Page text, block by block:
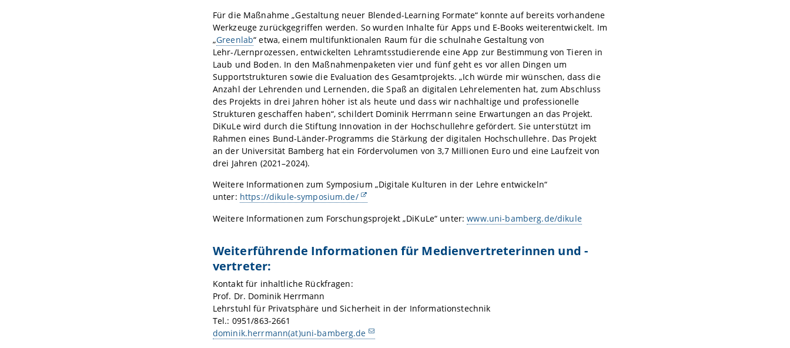
Für die Maßnahme „Gestaltung neuer Blended-Learning Formate“ konnte auf bereits vorhandene
Werkzeuge zurückgegriffen werden. So wurden Inhalte für Apps und E-Books weiterentwickelt. Im
„Greenlab“ etwa, einem multifunktionalen Raum für die schulnahe Gestaltung von
Lehr-/Lernprozessen, entwickelten Lehramtsstudierende eine App zur Bestimmung von Tieren in
Laub und Boden. In den Maßnahmenpaketen vier und fünf geht es vor allen Dingen um
Supportstrukturen sowie die Evaluation des Gesamtprojekts. „Ich würde mir wünschen, dass die
Anzahl der Lehrenden und Lernenden, die Spaß an digitalen Lehrelementen hat, zum Abschluss
des Projekts in drei Jahren höher ist als heute und dass wir nachhaltige und professionelle
Strukturen geschaffen haben“, schildert Dominik Herrmann seine Erwartungen an das Projekt.
DiKuLe wird durch die Stiftung Innovation in der Hochschullehre gefördert. Sie unterstützt im
Rahmen eines Bund-Länder-Programms die Stärkung der digitalen Hochschullehre. Das Projekt
an der Universität Bamberg hat ein Fördervolumen von 3,7 Millionen Euro und eine Laufzeit von
drei Jahren (2021–2024).
Weitere Informationen zum Symposium „Digitale Kulturen in der Lehre entwickeln“
unter: https://dikule-symposium.de/
Weitere Informationen zum Forschungsprojekt „DiKuLe“ unter:www.uni-bamberg.de/dikule
Weiterführende Informationen für Medienvertreterinnen und -
vertreter:
Kontakt für inhaltliche Rückfragen:
Prof. Dr. Dominik Herrmann
Lehrstuhl für Privatsphäre und Sicherheit in der Informationstechnik
Tel.: 0951/863-2661
dominik.herrmann(at)uni-bamberg.de